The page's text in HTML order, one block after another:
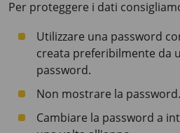
Per proteggere i dati
Utilizzare una password
creata preferibilmente da
password.
Non mostrare la password.
Cambiare la password a